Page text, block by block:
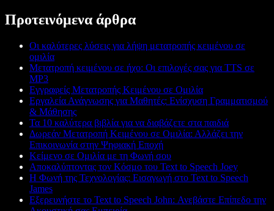
Προτεινόμενα άρθρα
Οι καλύτερες λύσεις για λήψη μετατροπής κειμένου σε
ομιλία
Μετατροπή κειμένου σε ήχο: Οι επιλογές σας για TTS σε
MP3
Εγγραφείς Μετατροπής Κειμένου σε Ομιλία
Εργαλεία Ανάγνωσης για Μαθητές: Ενίσχυση Γραμματισμού
& Μάθησης
Τα 10 καλύτερα βιβλία για να διαβάζετε στα παιδιά
Δωρεάν Μετατροπή Κειμένου σε Ομιλία: Αλλάζει την
Επικοινωνία στην Ψηφιακή Εποχή
Κείμενο σε Ομιλία με τη Φωνή σου
Αποκαλύπτοντας τον Κόσμο του Text to Speech Joey
Η Φωνή της Τεχνολογίας: Εισαγωγή στο Text to Speech
James
Εξερευνήστε το Text to Speech John: Ανεβάστε Επίπεδο την